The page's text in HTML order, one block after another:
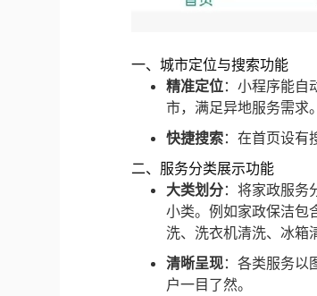
一、城市定位与搜索功能
精准定位：小程序能自
市，满足异地服务需求。
快捷搜索：在首页设有
二、服务分类展示功能
大类划分：将家政服务
小类。例如家政保洁包
洗、洗衣机清洗、冰箱
清晰呈现：各类服务以
户一目了然。